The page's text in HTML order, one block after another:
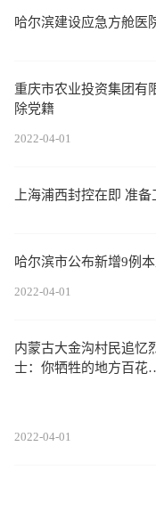
哈尔滨建设应急方舱医
重庆市农业投资集团有
除党籍
2022-04-01
上海浦西封控在即 准
哈尔滨市公布新增9例
2022-04-01
内蒙古大金沟村民追忆
士：你牺牲的地方百花
2022-04-01